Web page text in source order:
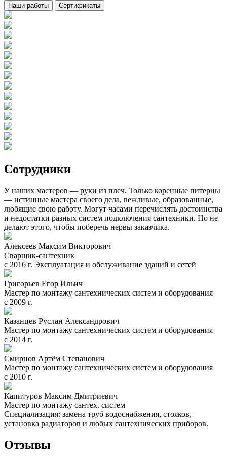
Наши работы Сертификаты
Сотрудники
У наших мастеров — руки из плеч. Только коренные питерцы
— истинные мастера своего дела, вежливые, образованные,
любящие свою работу. Могут часами перечислять достоинства
и недостатки разных систем подключения сантехники. Но не
делают этого, чтобы поберечь нервы заказчика.
Алексеев Максим Викторович
Сварщик-сантехник
с 2016 г. Эксплуатация и обслуживание зданий и сетей
Григорьев Егор Ильич
Мастер по монтажу сантехнических систем и оборудования
с 2009 г.
Казанцев Руслан Александрович
Мастер по монтажу сантехнических систем и оборудования
с 2014 г.
Смирнов Артём Степанович
Мастер по монтажу сантехнических систем и оборудования
с 2010 г.
Капитуров Максим Дмитриевич
Мастер по монтажу сантех. систем
Специализация: замена труб водоснабжения, стояков,
установка радиаторов и любых сантехнических приборов.
Отзывы